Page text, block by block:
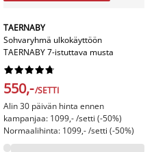
TAERNABY
Sohvaryhmä ulkokäyttöön
TAERNABY 7-istuttava musta






550,-/SETTI
Alin 30 päivän hinta ennen
kampanjaa: 1099,- /setti (-50%)
Normaalihinta: 1099,- /setti (-50%)